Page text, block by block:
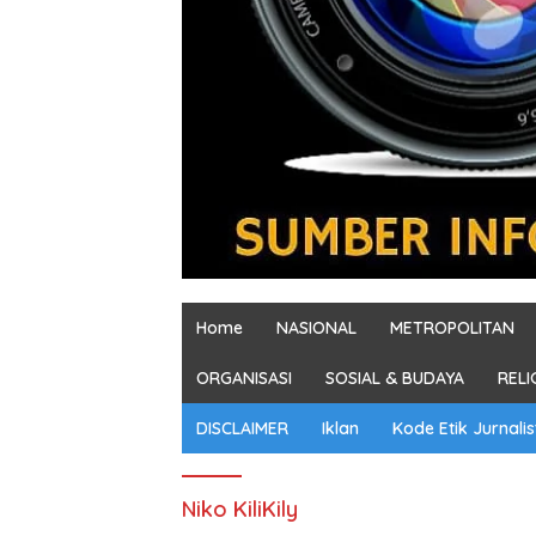
Home NASIONAL METROPOLITAN
ORGANISASI SOSIAL & BUDAYA
DISCLAIMER Iklan Kode Etik
Niko KiliKily